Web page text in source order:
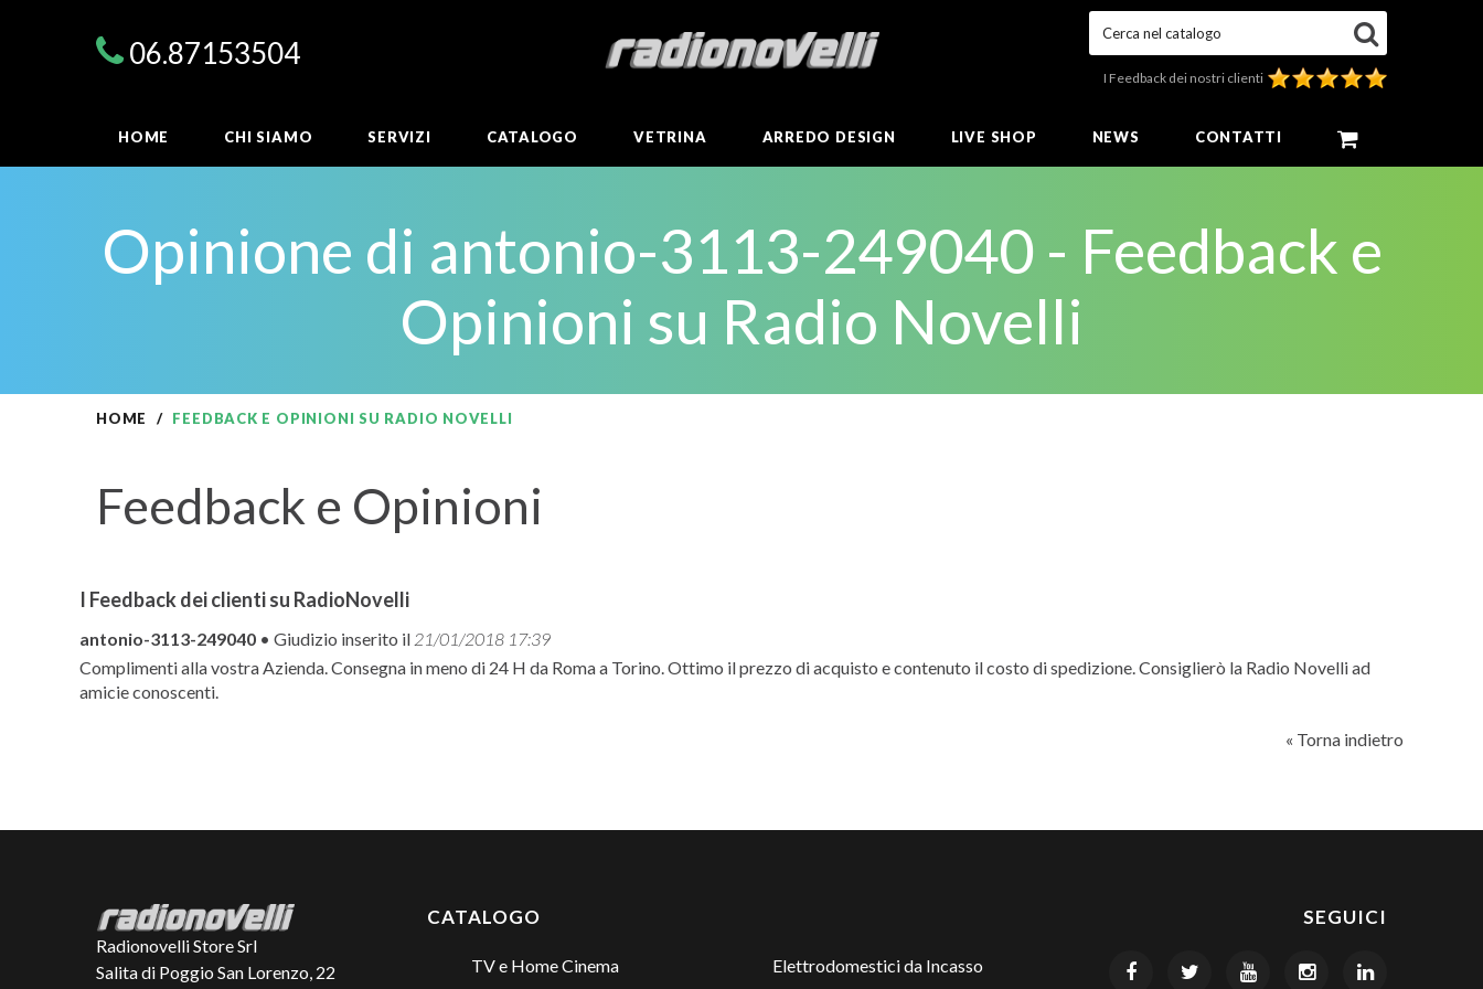
06.87153504
Cerca nel catalogo
I Feedback dei nostri clienti
HOME CHI SIAMO SERVIZI CATALOGO VETRINA ARREDO DESIGN LIVE SHOP NEWS CONTATTI
Opinione di antonio-3113-249040 - Feedback e
Opinioni su Radio Novelli
HOME FEEDBACK E OPINIONI SU RADIO NOVELLI
Feedback e Opinioni
I Feedback dei clienti su RadioNovelli
antonio-3113-249040 • Giudizio inserito il 21/01/2018 17:39
Complimenti alla vostra Azienda. Consegna in meno di 24 H da Roma a Torino. Ottimo il prezzo di acquisto e contenuto il costo di spedizione. Consiglierò la Radio Novelli ad
amicie conoscenti.
« Torna indietro
SEGUICI
Radionovelli Store Srl
Salita di Poggio San Lorenzo, 22
CATALOGO
TV e Home Cinema
Elettrodomestici da Incasso